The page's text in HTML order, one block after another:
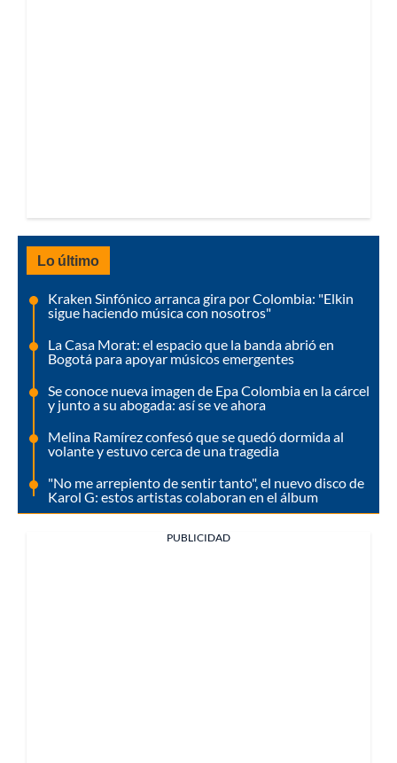
Lo último
Kraken Sinfónico arranca gira por Colombia: "Elkin
sigue haciendo música con nosotros"
La Casa Morat: el espacio que la banda abrió en
Bogotá para apoyar músicos emergentes
Se conoce nueva imagen de Epa Colombia en la cárcel
y junto a su abogada: así se ve ahora
Melina Ramírez confesó que se quedó dormida al
volante y estuvo cerca de una tragedia
"No me arrepiento de sentir tanto", el nuevo disco de
Karol G: estos artistas colaboran en el álbum
PUBLICIDAD